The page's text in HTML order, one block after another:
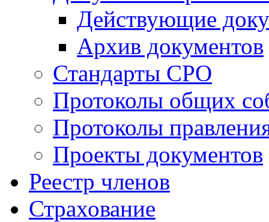
Действующие
Архив документов
Стандарты СРО
Протоколы общих
Протоколы
Проекты документов
Реестр членов
Страхование